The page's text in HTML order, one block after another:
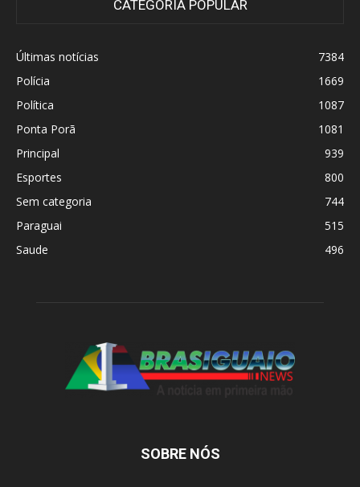
CATEGORIA POPULAR
Últimas notícias
7384
Polícia
1669
Política
1087
Ponta Porã
1081
Principal
939
Esportes
800
Sem categoria
744
Paraguai
515
Saude
496
SOBRE NÓS